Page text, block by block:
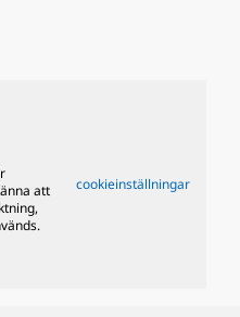
att
cookieinställningar